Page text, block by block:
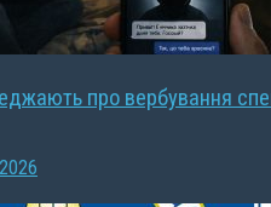
про вербування